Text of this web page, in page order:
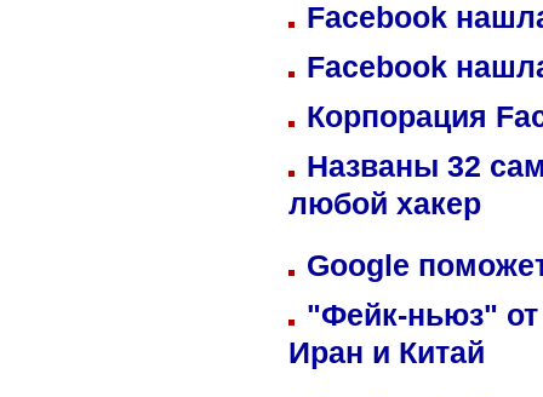
Facebook
Facebook
Корпорация
Названы 32
любой хакер
Google
"Фейк-ньюз" от
Иран и Китай